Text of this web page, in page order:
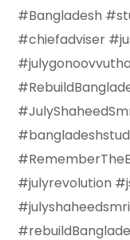
#Bangladesh
#chiefadviser
#julyrevolution